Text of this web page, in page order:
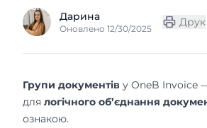
Дарина
Оновлено 12/30/2025
Друк
Групи документів у OneB Invoice
для логічного об’єднання
ознакою.